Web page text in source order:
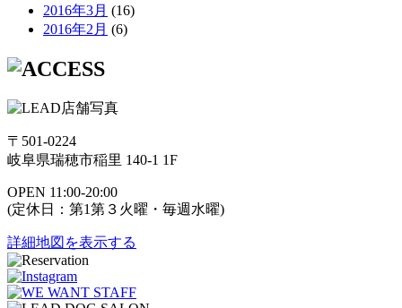
2016年3月 (16)
2016年2月 (6)
〒501-0224
岐阜県瑞穂市稲里 140-1 1F
OPEN 11:00-20:00
(定休日：第1第３火曜・毎週水曜)
詳細地図を表示する